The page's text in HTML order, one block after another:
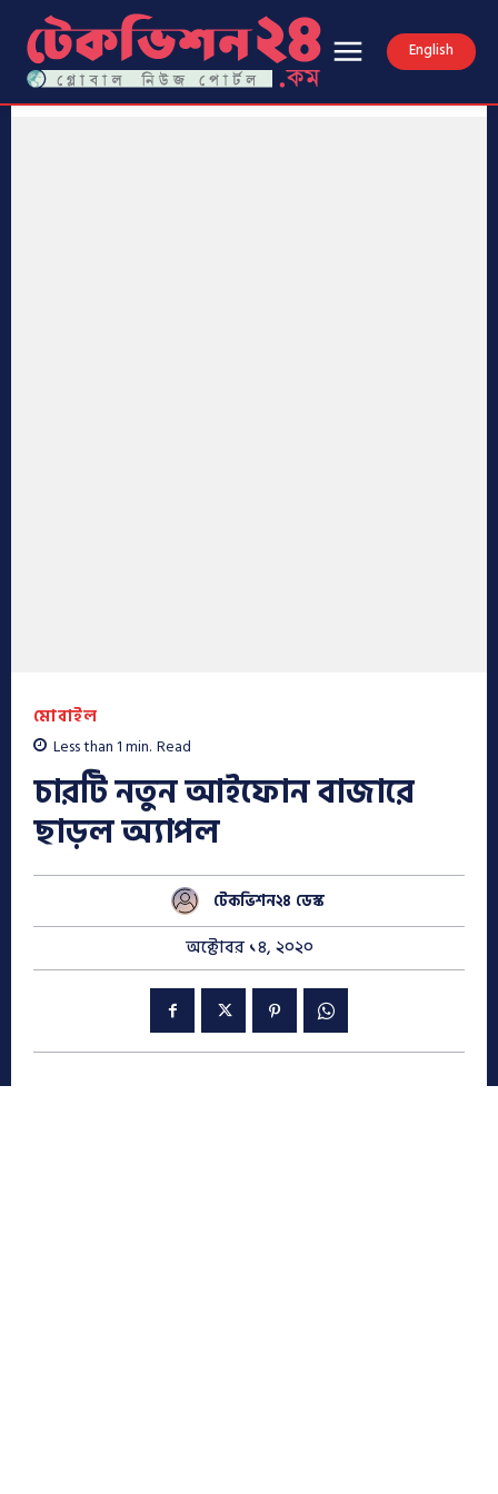
English
মোবাইল
Less than 1min. Read
চারটি নতুন আইফোন বাজারে
ছাড়ল অ্যাপল
টেকভিশন২৪ ডেস্ক
অক্টোবর ১৪, ২০২০